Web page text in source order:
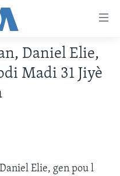
Daniel Elie,
Madi 31 Jiyè
Elie, gen pou l